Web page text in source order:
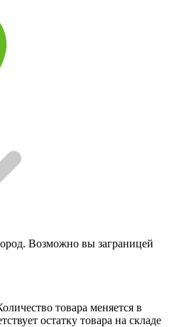
Возможно вы заграницей
товара меняется в
остатку товара на складе